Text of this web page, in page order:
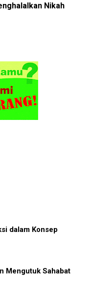
Nikah
dalam Konsep
Mengutuk Sahabat